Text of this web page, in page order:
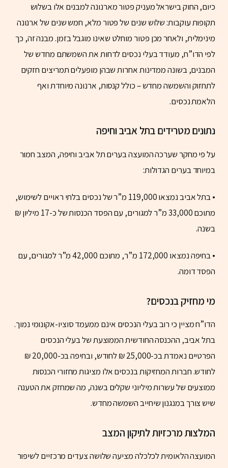
כיום, החוק בישראל מעניק פטור מארנונה למבנים אלו בשלוש
תקופות עוקבות: שלוש שנים של פטור מלא, חמש שנים של ארנונה
מינימלית, ולאחר מכן פטור מוחלט שאינו מוגבל בזמן. מבנה זה, כך
לפי הדו”ח, מעודד בעלי נכסים לדחות את השמשתם מחדש של
המבנים, בשונה ממדינות אחרות שבהן מופעלים תמריצים חזקים
לתחזוק והשמשה מחדש – כולל קנסות, ארנונה מיוחדת ואף
הלאמת נכסים.
נתונים מטרידים בתל אביב וחיפה
על פי מחקר שערכה המועצה בערים תל אביב וחיפה, המצב חמור
במיוחד בערים הגדולות:
• בתל אביב נמצאו 119,000 מ”ר של נכסים בלתי ראויים לשימוש,
מתוכם 33,000 מ”ר למגורים, עם הפסד הכנסות של כ-17 מיליון ₪
בשנה.
• בחיפה נמצאו 172,000 מ”ר, מתוכם 42,000 מ”ר למגורים, עם
הפסד דומה.
מי מחזיק בנכסים?
הדו”ח מציין כי רוב בעלי הנכסים אינם ממעמד סוציו-אקונומי נמוך.
בתל אביב, ההכנסה החודשית הממוצעת של בעלי הנכסים
הפרטיים נאמדת בכ-25,000 ₪ לחודש, ובחיפה בכ-20,000 ₪
לחודש. חברות המחזיקות בנכסים אלו מציגות מחזורי הכנסות
ממוצעים של עשרות מיליוני שקלים בשנה, מה שמחזק את הטענה
שיש צורך במנגנון שיחייב השמשה מחדש.
המלצות מרכזיות לתיקון המצב
המועצה הלאומית לכלכלה מציעה שלושה צעדים מרכזיים לשיפור